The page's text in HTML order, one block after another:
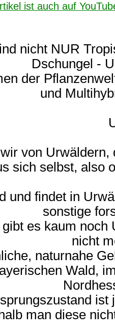
ist auch auf
nicht NUR
Dschungel -
der
und
von
sich selbst, also
und findet in
sonstige
gibt es kaum
nicht
naturnahe
Wald,
ist
man diese